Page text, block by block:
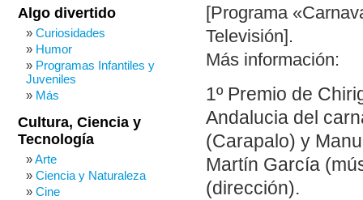
[Programa
Televisión].
Más información:
1º Premio de
Andalucia del
(Carapalo) y
Martín García
(dirección).
Algo divertido
Curiosidades
Humor
Programas Infantiles y
Juveniles
Más
Cultura, Ciencia y
Tecnología
Arte
Ciencia y Naturaleza
Cine